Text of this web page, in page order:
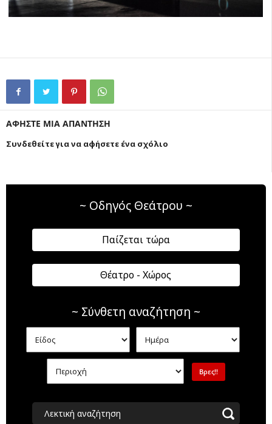
ΑΦΗΣΤΕ ΜΙΑ ΑΠΑΝΤΗΣΗ
Συνδεθείτε για να αφήσετε ένα σχόλιο
~ Οδηγός Θεάτρου ~
Παίζεται τώρα
Θέατρο - Χώρος
~ Σύνθετη αναζήτηση ~
Λεκτική αναζήτηση